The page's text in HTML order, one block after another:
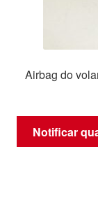
Airbag do
Notificar